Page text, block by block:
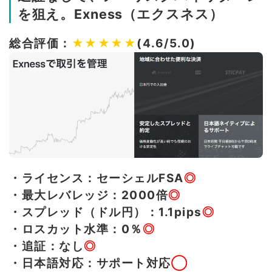
を狙え。Exness（エクスネス）
総合評価： ★★★★★(4.6/5.0)
・ライセンス：セーシェルFSA◎
・最大レバレッジ：2000倍◎
・スプレッド（ドル円）：1.1pips◎
・ロスカット水準：0％ ◎
・追証：なし◎
・日本語対応：サポート対応◯